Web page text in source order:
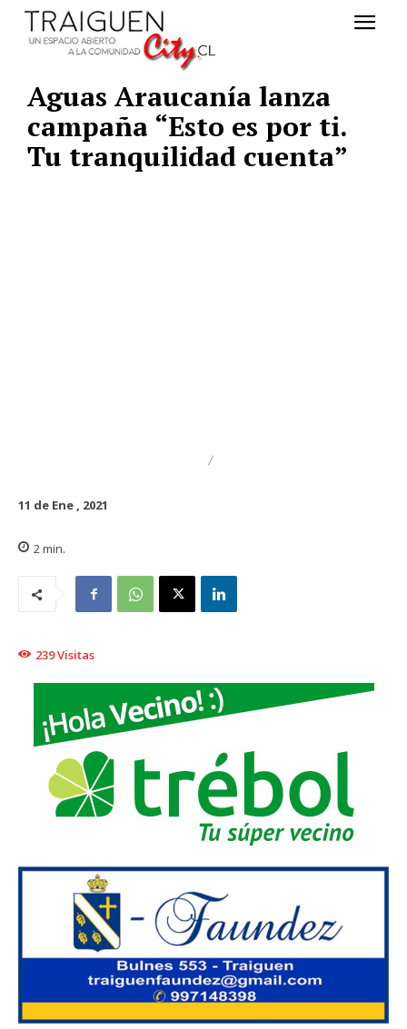
Aguas Araucanía lanza
campaña “Esto es por ti.
Tu tranquilidad cuenta”
11 de Ene , 2021
2 min.
239Visitas